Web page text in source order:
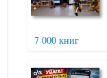
7 000 книг